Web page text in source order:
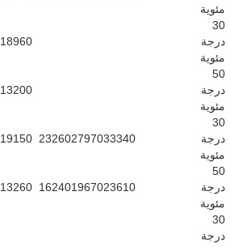
مئوية
30
درجة
مئوية
18960
50
درجة
مئوية
13200
30
درجة
مئوية
33340
27970
23260
19150
50
درجة
مئوية
23610
19670
16240
13260
30
درجة